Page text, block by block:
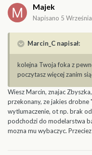
Majek
Napisano 5
Marcin_C napisał:
kolejna Twoja foka z
poczytasz więcej zanim
Wiesz Marcin, znajac
przekonany, ze jakies
wytlumaczenie, ot np. brak
podchodzi do modelarstwa
mozna mu wybaczyc.